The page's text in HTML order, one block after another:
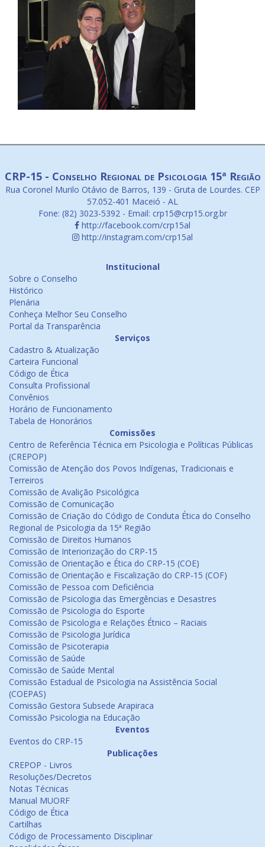
CRP-15 - Conselho Regional de Psicologia 15ª Região
Rua Coronel Murilo Otávio de Barros, 139 - Gruta de Lourdes. CEP
57.052-401 Maceió - AL
Fone: (82) 3023-5392 - Email: crp15@crp15.org.br
http://facebook.com/crp15al
http://instagram.com/crp15al
Institucional
Sobre o Conselho
Histórico
Plenária
Conheça Melhor Seu Conselho
Portal da Transparência
Serviços
Cadastro & Atualização
Carteira Funcional
Código de Ética
Consulta Profissional
Convênios
Horário de Funcionamento
Tabela de Honorários
Comissões
Centro de Referência Técnica em Psicologia e Políticas Públicas
(CREPOP)
Comissão de Atenção dos Povos Indígenas, Tradicionais e
Terreiros
Comissão de Avalição Psicológica
Comissão de Comunicação
Comissão de Criação do Código de Conduta Ética do Conselho
Regional de Psicologia da 15ª Região
Comissão de Direitos Humanos
Comissão de Interiorização do CRP-15
Comissão de Orientação e Ética do CRP-15 (COE)
Comissão de Orientação e Fiscalização do CRP-15 (COF)
Comissão de Pessoa com Deficiência
Comissão de Psicologia das Emergências e Desastres
Comissão de Psicologia do Esporte
Comissão de Psicologia e Relações Étnico – Raciais
Comissão de Psicologia Jurídica
Comissão de Psicoterapia
Comissão de Saúde
Comissão de Saúde Mental
Comissão Estadual de Psicologia na Assistência Social
(COEPAS)
Comissão Gestora Subsede Arapiraca
Comissão Psicologia na Educação
Eventos
Eventos do CRP-15
Publicações
CREPOP - Livros
Resoluções/Decretos
Notas Técnicas
Manual MUORF
Código de Ética
Cartilhas
Código de Processamento Disciplinar